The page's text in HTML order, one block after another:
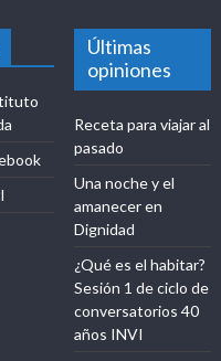
Últimas
opiniones
Receta para viajar al
pasado
Una noche y el
amanecer en
Dignidad
¿Qué es el habitar?
Sesión 1 de ciclo de
conversatorios 40
años INVI